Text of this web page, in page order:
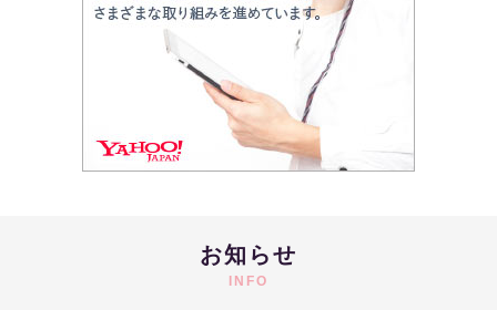
お知らせ
INFO